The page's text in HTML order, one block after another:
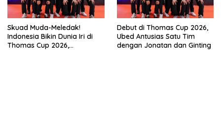
Skuad Muda-Meledak!
Indonesia Bikin Dunia Iri di
Thomas Cup 2026,
Debut di Thomas Cup 2026,
Ubed Antusias Satu Tim
dengan Jonatan dan Ginting